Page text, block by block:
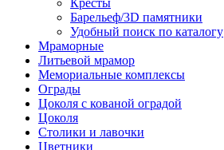
Кресты
Барельеф/3D памятники
Удобный поиск по каталогу
Мраморные
Литьевой мрамор
Мемориальные комплексы
Ограды
Цоколя с кованой оградой
Цоколя
Столики и лавочки
Цветники